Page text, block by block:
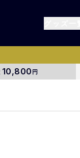
ッズ
10,800円